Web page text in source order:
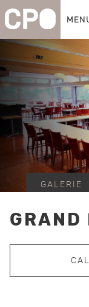
GALERIE
GRAND